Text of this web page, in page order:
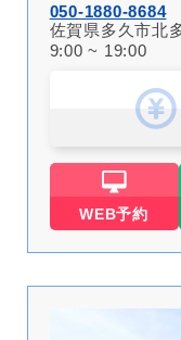
050-1880-8684
佐賀県多久市北
9:00 ~ 19:00
WEB予約